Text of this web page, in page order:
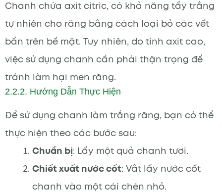
Chanh chứa axit citric, có khả năng tẩy trắng
tự nhiên cho răng bằng cách loại bỏ các vết
bẩn trên bề mặt. Tuy nhiên, do tính axit cao,
việc sử dụng chanh cần phải thận trọng để
tránh làm hại men răng.
2.2.2. Hướng Dẫn Thực Hiện
Để sử dụng chanh làm trắng răng, bạn có thể
thực hiện theo các bước sau:
Chuẩn bị: Lấy một quả chanh tươi.
Chiết xuất nước cốt: Vắt lấy nước cốt
chanh vào một cái chén nhỏ.